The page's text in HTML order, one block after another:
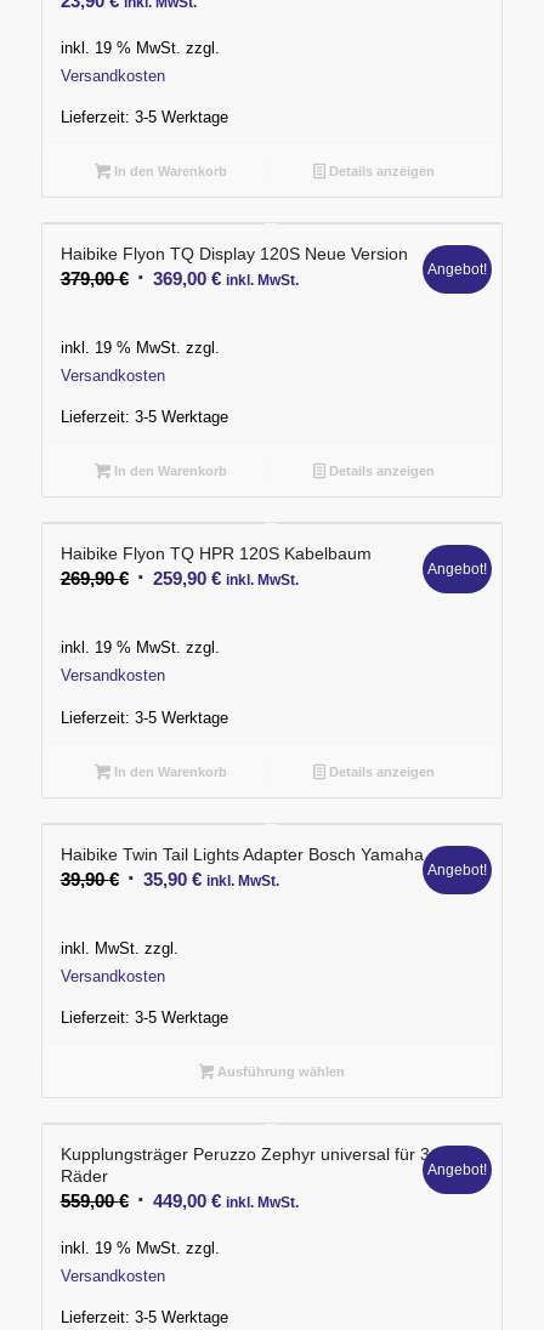
inkl. 19 % MwSt. zzgl.
Versandkosten
Lieferzeit: 3-5 Werktage
In den Warenkorb Details anzeigen
Haibike Flyon TQ Display 120S Neue Version
379,00€ Ursprünglicher
369,00 €Aktueller
inkl. MwSt.
Angebot!
inkl. 19 % MwSt. zzgl.
Versandkosten
Lieferzeit: 3-5 Werktage
In den Warenkorb Details anzeigen
Haibike Flyon TQ HPR 120S Kabelbaum
269,90€ Ursprünglicher
war:
269,90 €
259,90 €Aktueller
inkl. MwSt.
Angebot!
inkl. 19 % MwSt. zzgl.
Versandkosten
Lieferzeit: 3-5 Werktage
In den Warenkorb Details anzeigen
Haibike Twin Tail Lights Adapter Bosch Yamaha
39,90€ Ursprünglicher
35,90 €Aktueller
inkl. MwSt.
Angebot!
inkl. MwSt. zzgl.
Versandkosten
Lieferzeit: 3-5 Werktage
Ausführung wählen
Kupplungsträger Peruzzo Zephyr universal für 3
Räder
559,00€ Ursprünglicher
war:
559,00 €
449,00 €Aktueller
inkl. MwSt.
Angebot!
inkl. 19 % MwSt. zzgl.
Versandkosten
Lieferzeit: 3-5 Werktage